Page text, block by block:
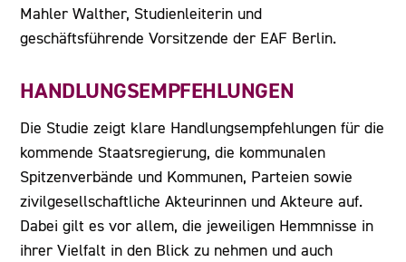
Mahler Walther, Studienleiterin und
geschäftsführende Vorsitzende der EAF Berlin.
HANDLUNGSEMPFEHLUNGEN
Die Studie zeigt klare Handlungsempfehlungen für die
kommende Staatsregierung, die kommunalen
Spitzenverbände und Kommunen, Parteien sowie
zivilgesellschaftliche Akteurinnen und Akteure auf.
Dabei gilt es vor allem, die jeweiligen Hemmnisse in
ihrer Vielfalt in den Blick zu nehmen und auch